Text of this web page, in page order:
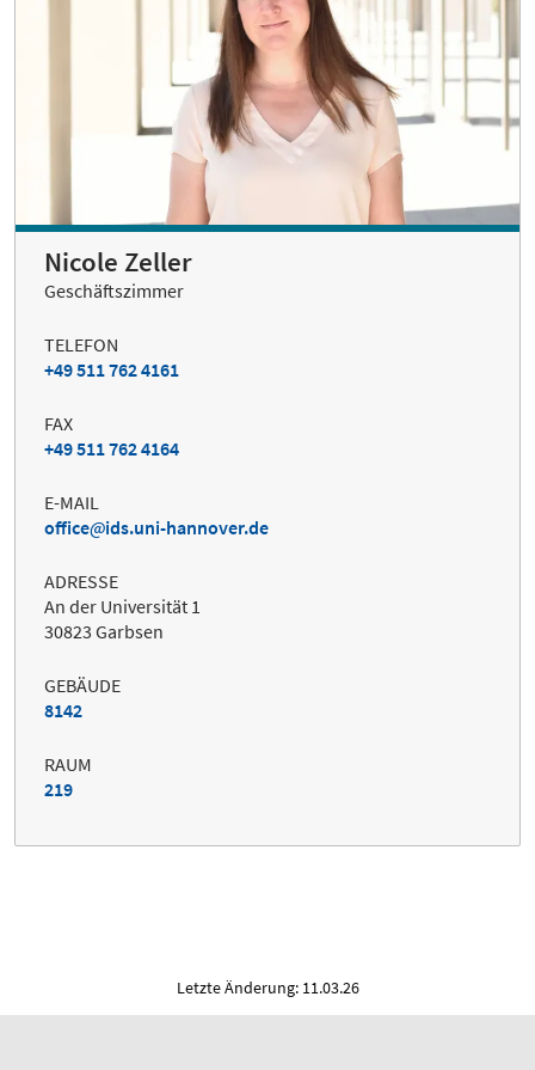
Nicole Zeller
Geschäftszimmer
TELEFON
+49 511 762 4161
FAX
+49 511 762 4164
E-MAIL
office
ids.uni-hannover.de
ADRESSE
An der Universität 1
30823 Garbsen
GEBÄUDE
8142
RAUM
219
Letzte Änderung: 11.03.26